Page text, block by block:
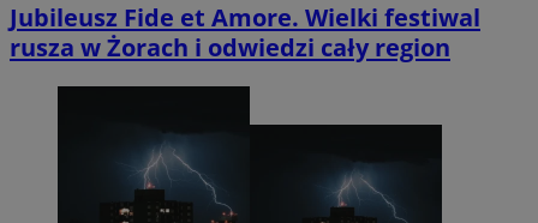
Jubileusz Fide et Amore. Wielki festiwal
rusza w Żorach i odwiedzi cały region